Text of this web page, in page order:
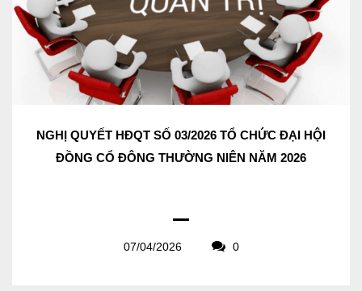
NGHỊ QUYẾT HĐQT SỐ 03/2026 TỔ CHỨC ĐẠI HỘI
ĐỒNG CỔ ĐÔNG THƯỜNG NIÊN NĂM 2026
07/04/2026 0